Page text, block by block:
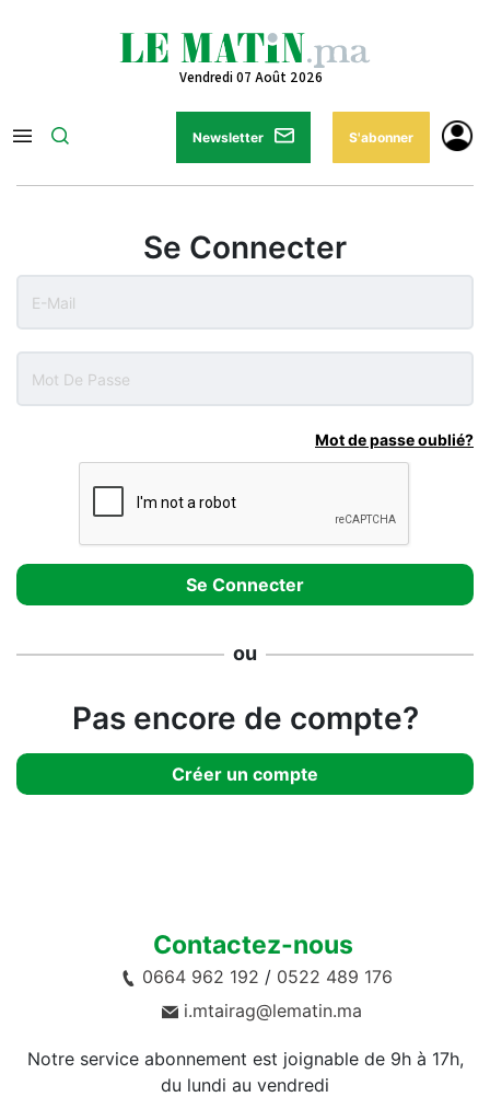
Vendredi 07 Août 2026
Newsletter S'abonner
Se Connecter
Mot de passe oublié?
ou
Pas encore de compte?
Créer un compte
Contactez-nous
0664 962 192 / 0522 489 176
i.mtairag@lematin.ma
Notre service abonnement est joignable de 9h à 17h,
du lundi au vendredi